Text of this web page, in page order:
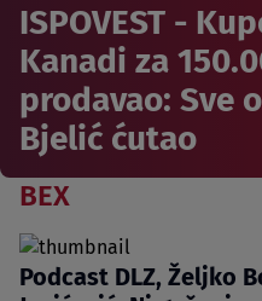
ISPOVEST -
Kanadi za
prodavao: Sve
Bjelić ćutao
BEX
Podcast DLZ, Željko